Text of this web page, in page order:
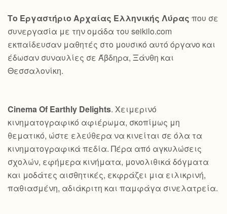
Το Εργαστήριο Αρχαίας Ελληνικής Λύρας που σε
συνεργασία με την ομάδα του seikilo.com
εκπαίδευσαν μαθητές στο μουσικό αυτό όργανο και
έδωσαν συναυλίες σε Άβδηρα, Ξάνθη και
Θεσσαλονίκη.
Cinema Of Earthly Delights. Χειμερινό
κινηματογραφικό αφιέρωμα, σκοπίμως μη
θεματικό, ώστε ελεύθερα να κινείται σε όλα τα
κινηματογραφικά πεδία. Πέρα από αγκυλώσεις
σχολών, εφήμερα κινήματα, μονολιθικά δόγματα
και μοδάτες αισθητικές, εκφράζει μια ειλικρινή,
παθιασμένη, αδιάκριτη και παμφάγα σινελατρεία.